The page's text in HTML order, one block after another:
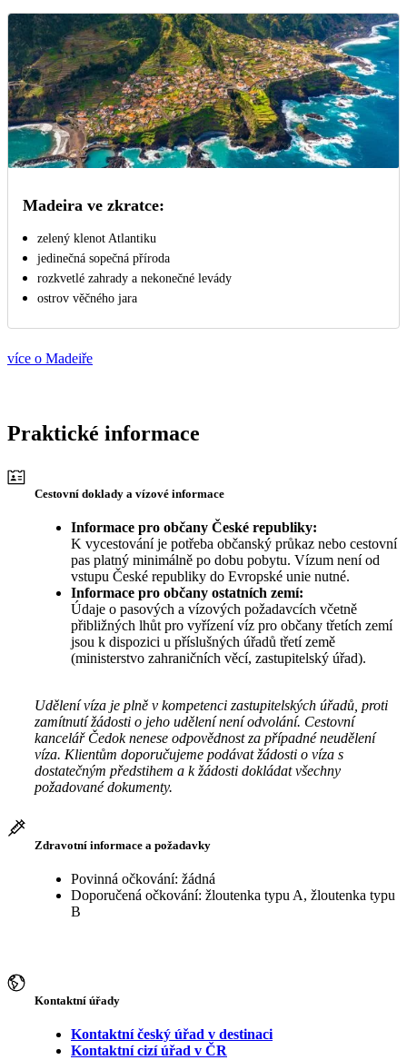
Madeira ve zkratce:
zelený klenot Atlantiku
jedinečná sopečná příroda
rozkvetlé zahrady a nekonečné levády
ostrov věčného jara
více o Madeiře
Praktické informace
Cestovní doklady a vízové informace
Informace pro občany České republiky:
K vycestování je potřeba občanský průkaz nebo cestovní
pas platný minimálně po dobu pobytu. Vízum není od
vstupu České republiky do Evropské unie nutné.
Informace pro občany ostatních zemí:
Údaje o pasových a vízových požadavcích včetně
přibližných lhůt pro vyřízení víz pro občany třetích zemí
jsou k dispozici u příslušných úřadů třetí země
(ministerstvo zahraničních věcí, zastupitelský úřad).
Udělení víza je plně v kompetenci zastupitelských úřadů, proti
zamítnutí žádosti o jeho udělení není odvolání. Cestovní
kancelář Čedok nenese odpovědnost za případné neudělení
víza. Klientům doporučujeme podávat žádosti o víza s
dostatečným předstihem a k žádosti dokládat všechny
požadované dokumenty.
Zdravotní informace a požadavky
Povinná očkování: žádná
Doporučená očkování: žloutenka typu A, žloutenka typu
B
Kontaktní úřady
Kontaktní český úřad v destinaci
Kontaktní cizí úřad v ČR